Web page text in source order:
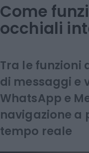
Come
occhiali
Tra le funzioni
di messaggi e
WhatsApp e
navigazione a
tempo reale